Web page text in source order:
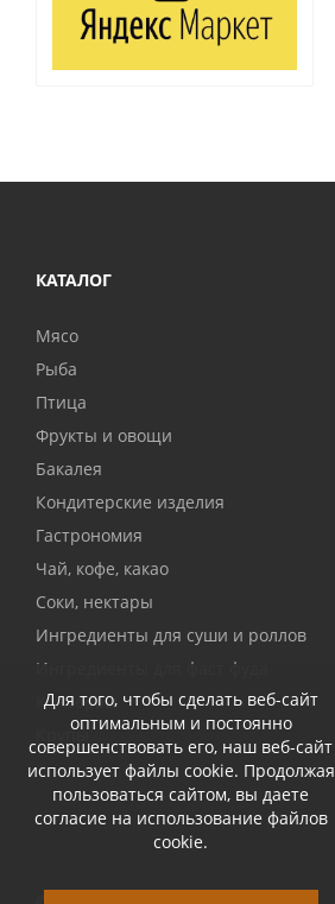
Для того, чтобы сделать веб-сайт
оптимальным и постоянно
совершенствовать его, наш веб-сайт
использует файлы cookie. Продолжая
пользоваться сайтом, вы даете
согласие на использование файлов
cookie.
КАТАЛОГ
Мясо
Рыба
Птица
Фрукты и овощи
Бакалея
Кондитерские изделия
Гастрономия
Чай, кофе, какао
Соки, нектары
Ингредиенты для суши и роллов
Ингредиенты для фаст фуда
Консервы
Крупы